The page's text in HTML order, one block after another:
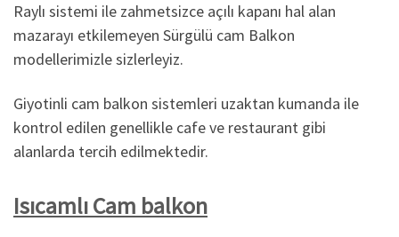
Raylı sistemi ile zahmetsizce açılı kapanı hal alan
mazarayı etkilemeyen Sürgülü cam Balkon
modellerimizle sizlerleyiz.
Giyotinli cam balkon sistemleri uzaktan kumanda ile
kontrol edilen genellikle cafe ve restaurant gibi
alanlarda tercih edilmektedir.
Isıcamlı Cam balkon